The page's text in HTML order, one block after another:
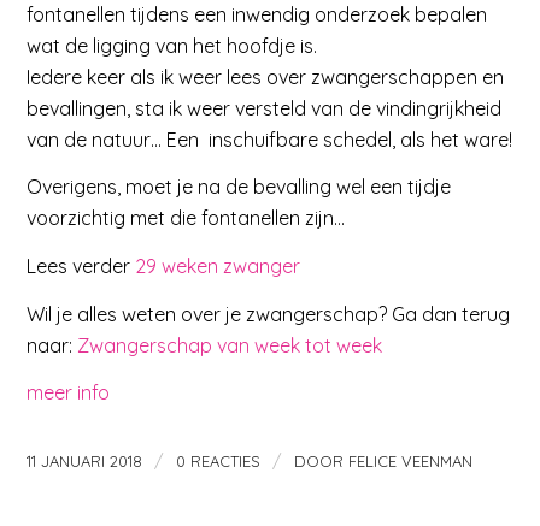
fontanellen tijdens een inwendig onderzoek bepalen
wat de ligging van het hoofdje is.
Iedere keer als ik weer lees over zwangerschappen en
bevallingen, sta ik weer versteld van de vindingrijkheid
van de natuur… Een inschuifbare schedel, als het ware!
Overigens, moet je na de bevalling wel een tijdje
voorzichtig met die fontanellen zijn…
Lees verder 29 weken zwanger
Wil je alles weten over je zwangerschap? Ga dan terug
naar: Zwangerschap van week tot week
meer info
11 JANUARI 2018 / 0 REACTIES / DOOR FELICE VEENMAN